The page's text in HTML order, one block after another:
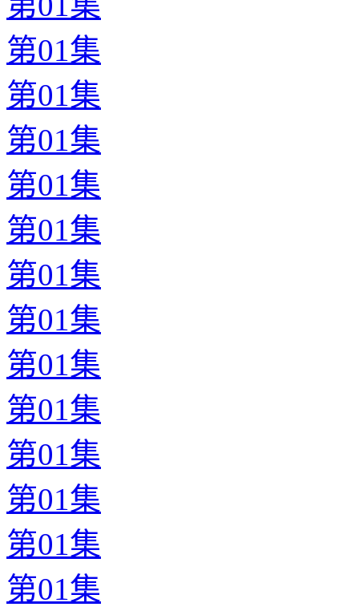
第01集
第01集
第01集
第01集
第01集
第01集
第01集
第01集
第01集
第01集
第01集
第01集
第01集